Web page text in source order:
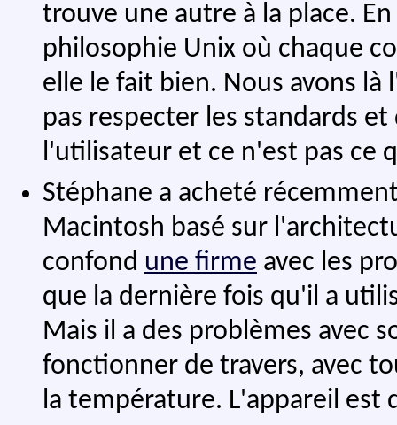
trouve une autre à la place.
philosophie Unix où chaque
elle le fait bien. Nous avons
pas respecter les standards
l'utilisateur et ce n'est pas ce
Stéphane a acheté
Macintosh basé sur
confond une firme avec les
que la dernière fois qu'il a
Mais il a des problèmes avec
fonctionner de travers, avec
la température. L'appareil est